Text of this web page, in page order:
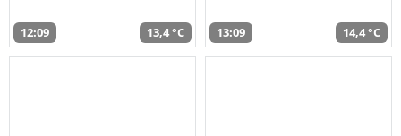
12:09 13,4 °C 13:09 14,4 °C